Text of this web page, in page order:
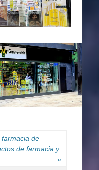
de
de farmacia y
»